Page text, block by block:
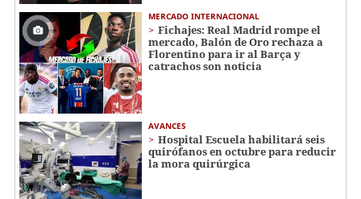
MERCADO INTERNACIONAL
Fichajes: Real Madrid rompe el
mercado, Balón de Oro rechaza a
Florentino para ir al Barça y
catrachos son noticia
AVANCES
Hospital Escuela habilitará seis
quirófanos en octubre para reducir
la mora quirúrgica